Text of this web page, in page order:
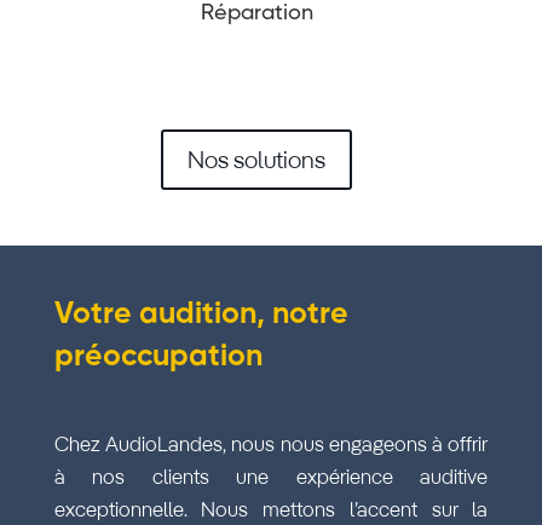
Réparation
Nos solutions
Votre audition, notre
préoccupation
Chez AudioLandes, nous nous engageons à offrir
à nos clients une expérience auditive
exceptionnelle. Nous mettons l’accent sur la